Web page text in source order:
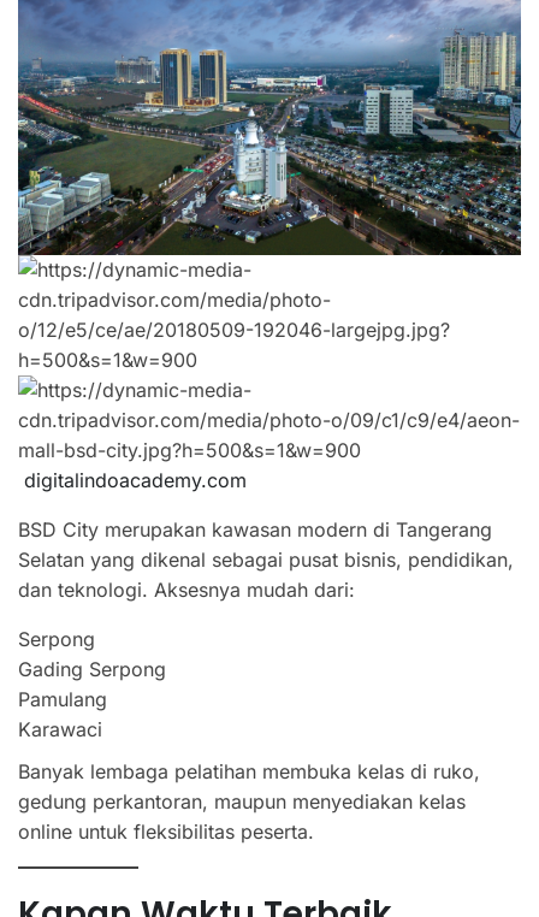
digitalindoacademy.com
BSD City merupakan kawasan modern di Tangerang
Selatan yang dikenal sebagai pusat bisnis, pendidikan,
dan teknologi. Aksesnya mudah dari:
Serpong
Gading Serpong
Pamulang
Karawaci
Banyak lembaga pelatihan membuka kelas di ruko,
gedung perkantoran, maupun menyediakan kelas
online untuk fleksibilitas peserta.